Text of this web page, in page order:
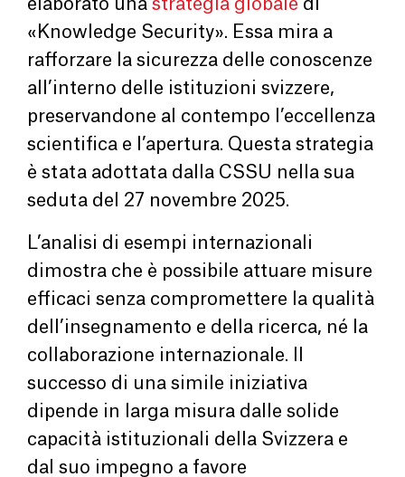
elaborato una strategia globale di
«Knowledge Security». Essa mira a
rafforzare la sicurezza delle conoscenze
all’interno delle istituzioni svizzere,
preservandone al contempo l’eccellenza
scientifica e l’apertura. Questa strategia
è stata adottata dalla CSSU nella sua
seduta del 27 novembre 2025.
L’analisi di esempi internazionali
dimostra che è possibile attuare misure
efficaci senza compromettere la qualità
dell’insegnamento e della ricerca, né la
collaborazione internazionale. Il
successo di una simile iniziativa
dipende in larga misura dalle solide
capacità istituzionali della Svizzera e
dal suo impegno a favore